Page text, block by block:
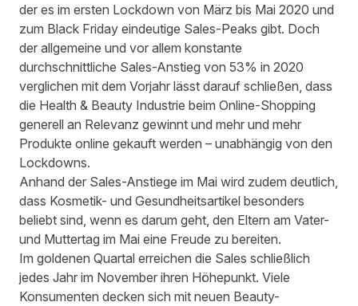
der es im ersten Lockdown von März bis Mai 2020 und
zum Black Friday eindeutige Sales-Peaks gibt. Doch
der allgemeine und vor allem konstante
durchschnittliche Sales-Anstieg von 53% in 2020
verglichen mit dem Vorjahr lässt darauf schließen, dass
die Health & Beauty Industrie beim Online-Shopping
generell an Relevanz gewinnt und mehr und mehr
Produkte online gekauft werden – unabhängig von den
Lockdowns.
Anhand der Sales-Anstiege im Mai wird zudem deutlich,
dass Kosmetik- und Gesundheitsartikel besonders
beliebt sind, wenn es darum geht, den Eltern am Vater-
und Muttertag im Mai eine Freude zu bereiten.
Im goldenen Quartal erreichen die Sales schließlich
jedes Jahr im November ihren Höhepunkt. Viele
Konsumenten decken sich mit neuen Beauty-